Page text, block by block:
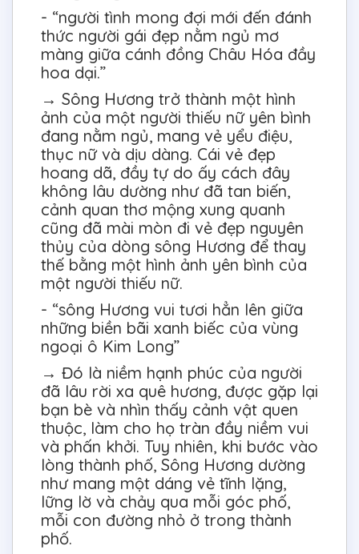
- “người tình mong đợi mới đến đánh
thức người gái đẹp nằm ngủ mơ
màng giữa cánh đồng Châu Hóa đầy
hoa dại.”
→ Sông Hương trở thành một hình
ảnh của một người thiếu nữ yên bình
đang nằm ngủ, mang vẻ yểu điệu,
thục nữ và dịu dàng. Cái vẻ đẹp
hoang dã, đầy tự do ấy cách đây
không lâu dường như đã tan biến,
cảnh quan thơ mộng xung quanh
cũng đã mài mòn đi vẻ đẹp nguyên
thủy của dòng sông Hương để thay
thế bằng một hình ảnh yên bình của
một người thiếu nữ.
- “sông Hương vui tươi hẳn lên giữa
những biền bãi xanh biếc của vùng
ngoại ô Kim Long”
→ Đó là niềm hạnh phúc của người
đã lâu rời xa quê hương, được gặp lại
bạn bè và nhìn thấy cảnh vật quen
thuộc, làm cho họ tràn đầy niềm vui
và phấn khởi. Tuy nhiên, khi bước vào
lòng thành phố, Sông Hương dường
như mang một dáng vẻ tĩnh lặng,
lững lờ và chảy qua mỗi góc phố,
mỗi con đường nhỏ ở trong thành
phố.